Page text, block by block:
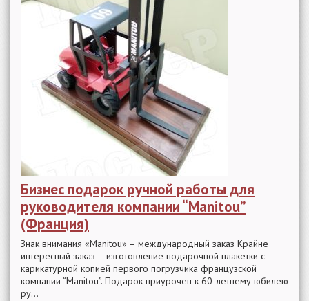
Бизнес подарок ручной работы для
руководителя компании “Manitou”
(Франция)
Знак внимания «Manitou» – международный заказ Крайне
интересный заказ – изготовление подарочной плакетки с
карикатурной копией первого погрузчика французской
компании “Manitou”. Подарок приурочен к 60-летнему юбилею
ру...